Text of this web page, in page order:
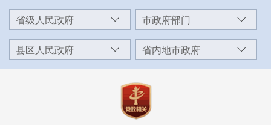
省级人民政府 市政府部门
县区人民政府 省内地市政府